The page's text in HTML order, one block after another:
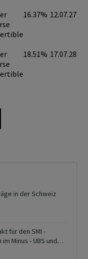
16.37% 12.07.27
18.51% 17.07.28
in der Schweiz
für den SMI -
Minus - UBS und
auf 22-Monate-